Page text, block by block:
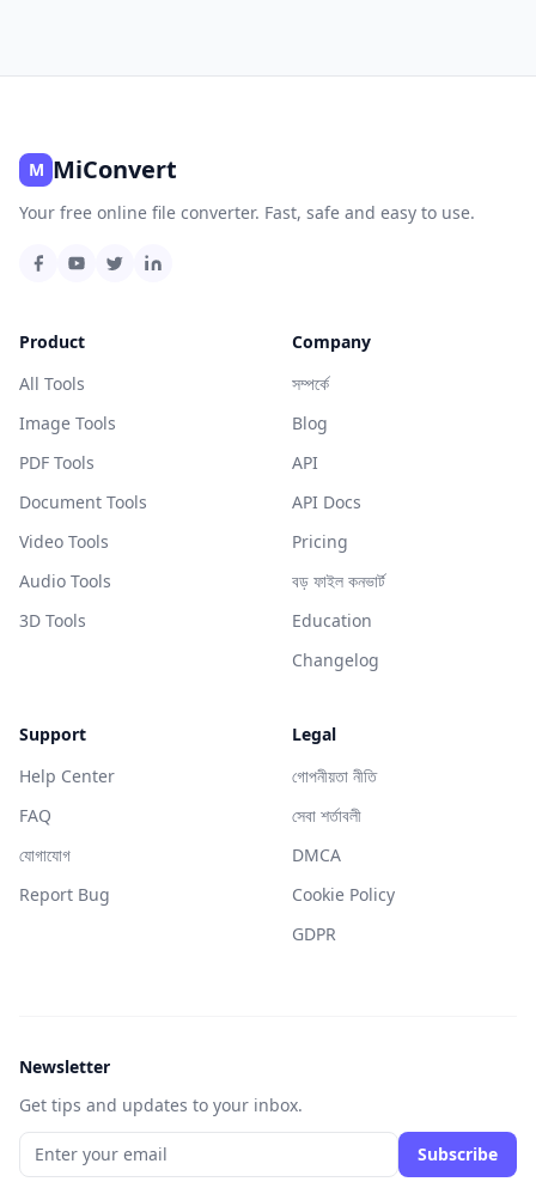
M MiConvert
Your free online file converter. Fast, safe and easy to use.
Product
All Tools
Image Tools
PDF Tools
Document Tools
Video Tools
Audio Tools
3D Tools
Company
সম্পর্কে
Blog
API
API Docs
Pricing
বড় ফাইল কনভার্ট
Education
Changelog
Support
Help Center
FAQ
যোগাযোগ
Report Bug
Legal
গোপনীয়তা নীতি
সেবা শর্তাবলী
DMCA
Cookie Policy
GDPR
Newsletter
Get tips and updates to your inbox.
Subscribe